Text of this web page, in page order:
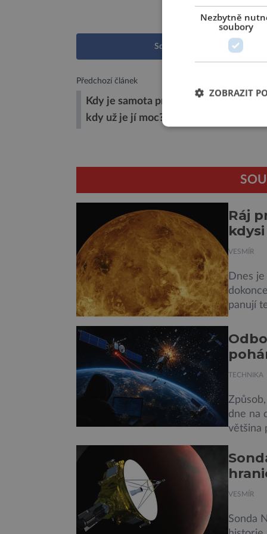
Sdílet na Facebooku
Předchozí článek
Kdy je samota pro teenagery ještě
kdy už je jí moc?
Ráj
VESMÍR
Dnes je
panují
oblaků
TECHNIKA
dne na
většina
VESMÍR
Sonda
Nezbytně
soubory
ZOBRAZIT